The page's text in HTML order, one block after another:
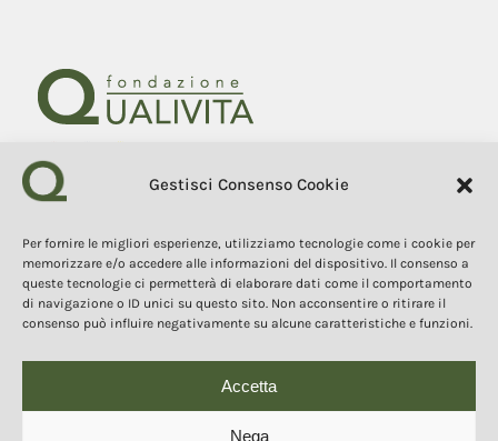
Gestisci Consenso Cookie
Per fornire le migliori esperienze, utilizziamo tecnologie come i cookie per
memorizzare e/o accedere alle informazioni del dispositivo. Il consenso a
queste tecnologie ci permetterà di elaborare dati come il comportamento
di navigazione o ID unici su questo sito. Non acconsentire o ritirare il
consenso può influire negativamente su alcune caratteristiche e funzioni.
Accetta
Nega
Fondazione Qualivita
53100 Siena (Si) Italy
Tel. +39 0577 1503049
COPYRIGHT 2025
I contenuti, i testi e le immagini di questo sito web sono di
qualsiasi forma, dei contenuti e delle immagini senza espressa